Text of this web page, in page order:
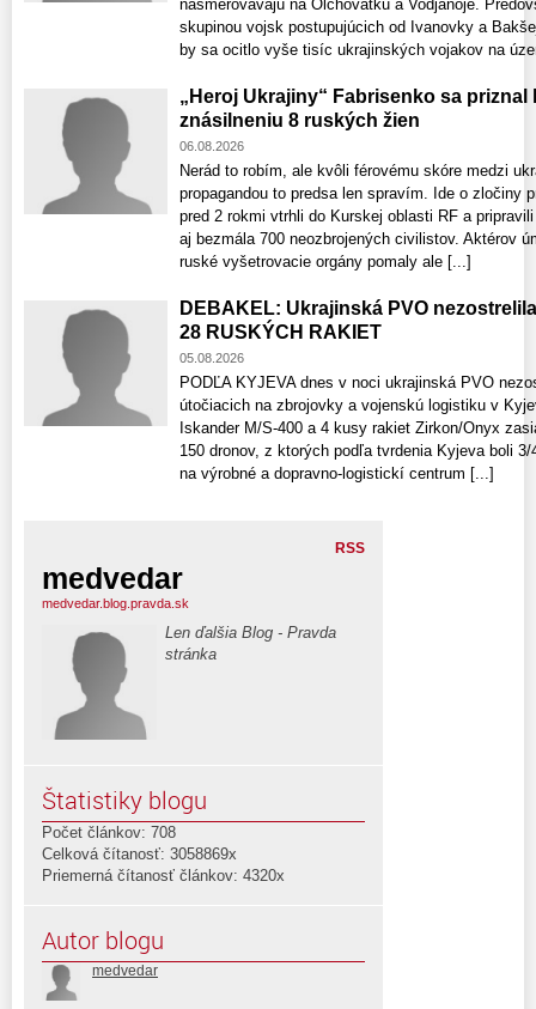
nasmerovávajú na Olchovatku a Vodjanoje.
skupinou vojsk postupujúcich od Ivanovky a
by sa ocitlo vyše tisíc ukrajinských vojakov na
„Heroj Ukrajiny“ Fabrisenko sa priznal
znásilneniu 8 ruských žien
06.08.2026
Nerád to robím, ale kvôli férovému skóre medzi
propagandou to predsa len spravím. Ide o zločiny
pred 2 rokmi vtrhli do Kurskej oblasti RF a
aj bezmála 700 neozbrojených civilistov. Aktérov
ruské vyšetrovacie orgány pomaly ale [...]
DEBAKEL: Ukrajinská PVO
28 RUSKÝCH RAKIET
05.08.2026
PODĽA KYJEVA dnes v noci ukrajinská PVO
útočiacich na zbrojovky a vojenskú logistiku v
Iskander M/S-400 a 4 kusy rakiet Zirkon/Onyx
150 dronov, z ktorých podľa tvrdenia Kyjeva boli
na výrobné a dopravno-logistickí centrum [...]
RSS
medvedar
medvedar.blog.pravda.sk
Len ďalšia Blog - Pravda
stránka
Štatistiky blogu
Počet článkov: 708
Celková čítanosť: 3058869x
Priemerná čítanosť článkov: 4320x
Autor blogu
medvedar